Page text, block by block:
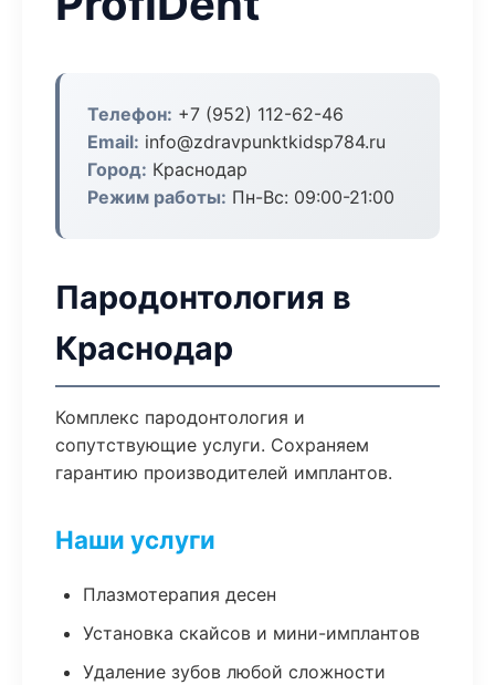
Телефон: +7 (952) 112-62-46
Email: info@zdravpunktkidsp784.ru
Город: Краснодар
Режим работы: Пн-Вс: 09:00-21:00
Пародонтология в
Краснодар
Комплекс пародонтология и
сопутствующие услуги. Сохраняем
гарантию производителей имплантов.
Наши услуги
Плазмотерапия десен
Установка скайсов и мини-имплантов
Удаление зубов любой сложности